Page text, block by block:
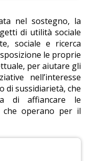
nel sostegno, la
di utilità sociale
sociale e ricerca
le proprie
per aiutare gli
nell’interesse
di sussidiarietà, che
di affiancare le
che operano per il